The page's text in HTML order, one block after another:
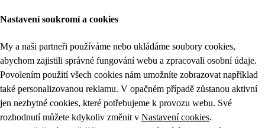
Nastavení soukromí a cookies
My a naši partneři používáme nebo ukládáme soubory cookies,
abychom zajistili správné fungování webu a zpracovali osobní údaje.
Povolením použití všech cookies nám umožníte zobrazovat například
také personalizovanou reklamu. V opačném případě zůstanou aktivní
jen nezbytné cookies, které potřebujeme k provozu webu. Své
rozhodnutí můžete kdykoliv změnit v Nastavení cookies.